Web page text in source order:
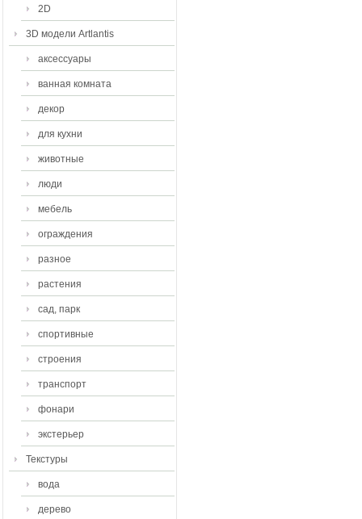
2D
3D модели Artlantis
аксессуары
ванная комната
декор
для кухни
животные
люди
мебель
ограждения
разное
растения
сад, парк
спортивные
строения
транспорт
фонари
экстерьер
Текстуры
вода
дерево